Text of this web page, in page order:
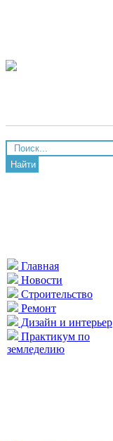
Найти
Главная
Новости
Строительство
Ремонт
Дизайн и интерьер
Практикум по
земледелию